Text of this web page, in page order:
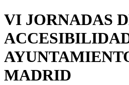
VI JORNADAS
MADRID